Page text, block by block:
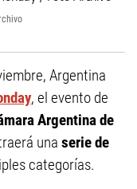
Argentina
, el evento de
Argentina de
una serie de
categorías.